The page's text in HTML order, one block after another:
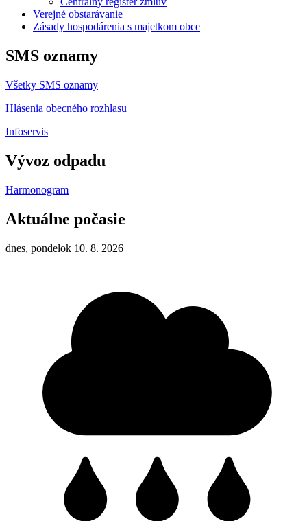
Verejné obstarávanie
Zásady hospodárenia s majetkom obce
SMS oznamy
Všetky SMS oznamy
Hlásenia obecného rozhlasu
Infoservis
Vývoz odpadu
Harmonogram
Aktuálne počasie
dnes, pondelok 10. 8. 2026